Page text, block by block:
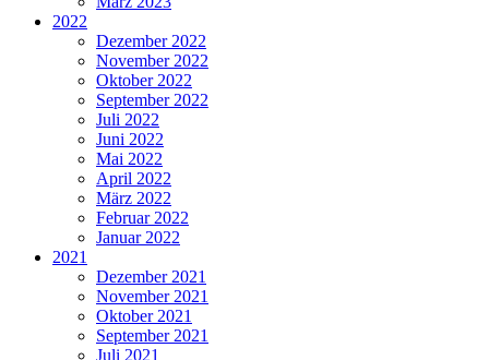
2022
Dezember 2022
November 2022
Oktober 2022
September 2022
Juli 2022
Juni 2022
Mai 2022
April 2022
März 2022
Februar 2022
Januar 2022
2021
Dezember 2021
November 2021
Oktober 2021
September 2021
Juli 2021